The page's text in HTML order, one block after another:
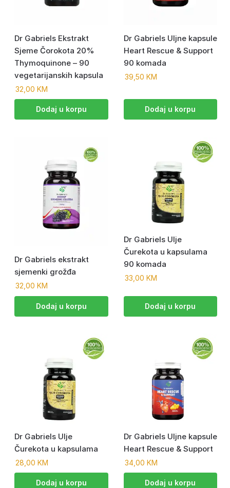
Dr Gabriels Ekstrakt
Sjeme Čorokota 20%
Thymoquinone – 90
vegetarijanskih kapsula
32,00 KM
Dodaj u korpu
Dr Gabriels Uljne kapsule
Heart Rescue & Support
90 komada
39,50 KM
Dodaj u korpu
Dr Gabriels ekstrakt
sjemenki grožđa
32,00 KM
Dodaj u korpu
Dr Gabriels Ulje
Čurekota u kapsulama
90 komada
33,00 KM
Dodaj u korpu
Dr Gabriels Ulje
Čurekota u kapsulama
28,00 KM
Dodaj u korpu
Dr Gabriels Uljne kapsule
Heart Rescue & Support
34,00 KM
Dodaj u korpu